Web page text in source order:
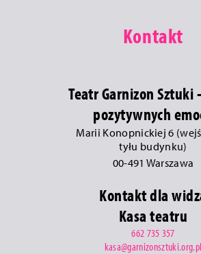
Kontakt
Teatr Garnizon Sztuki
pozytywnych
Marii Konopnickiej 6
tyłu budynku)
00-491 Warszawa
Kontakt dla
Kasa teatru
662 735 357
kasa@garnizonsztuki.org.pl